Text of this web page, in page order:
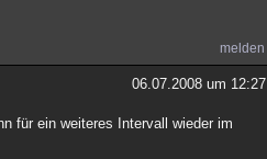
melden
06.07.2008 um 12:27
für ein weiteres Intervall wieder im